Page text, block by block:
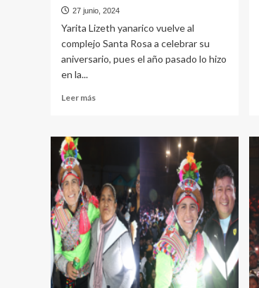
27 junio, 2024
Yarita Lizeth yanarico vuelve al
complejo Santa Rosa a celebrar su
aniversario, pues el año pasado lo hizo
en la...
Leer más
Vuelve
Rosa
a
celebrar
su
Aniversario